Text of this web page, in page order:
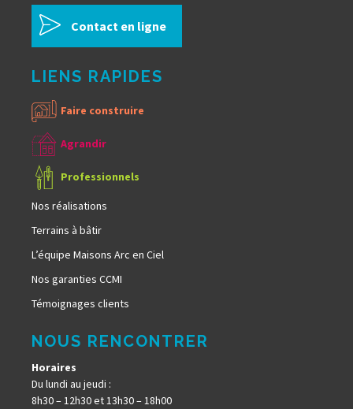
Contact en ligne
LIENS RAPIDES
Faire construire
Agrandir
Professionnels
Nos réalisations
Terrains à bâtir
L’équipe Maisons Arc en Ciel
Nos garanties CCMI
Témoignages clients
NOUS RENCONTRER
Horaires
Du lundi au jeudi :
8h30 – 12h30 et 13h30 – 18h00